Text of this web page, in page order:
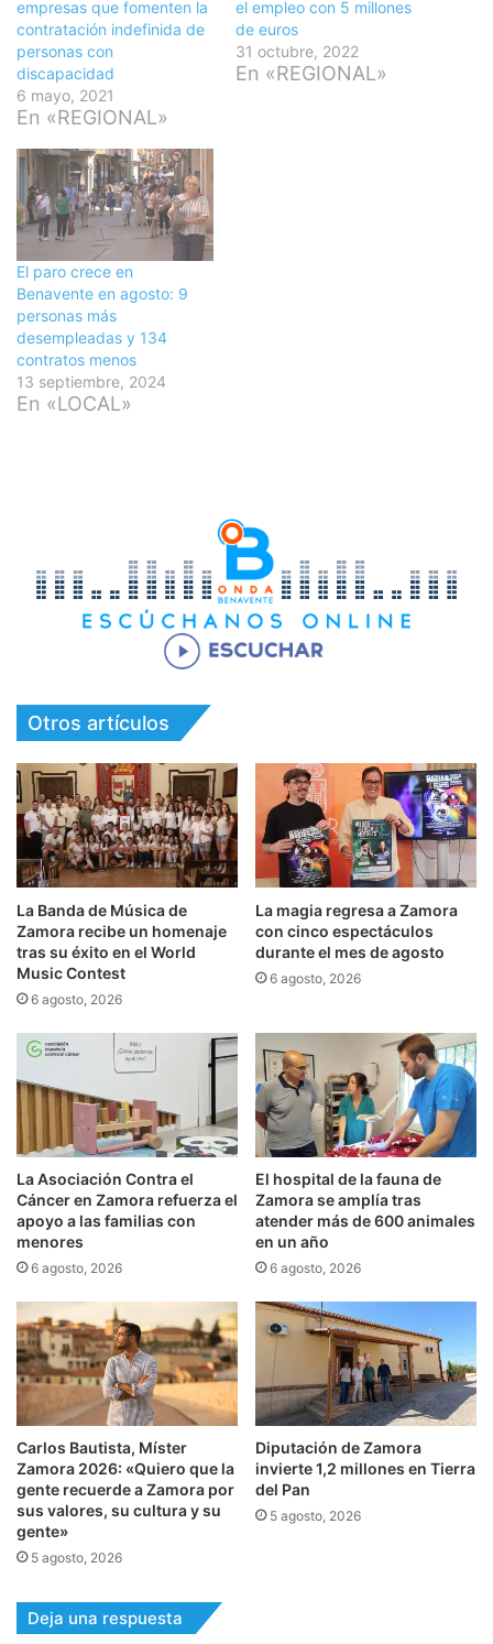
empresas que fomenten la
contratación indefinida de
personas con
discapacidad
6 mayo, 2021
En «REGIONAL»
el empleo con 5 millones
de euros
31 octubre, 2022
En «REGIONAL»
El paro crece en
Benavente en agosto: 9
personas más
desempleadas y 134
contratos menos
13 septiembre, 2024
En «LOCAL»
Otros artículos
La Banda de Música de
Zamora recibe un homenaje
tras su éxito en el World
Music Contest
6 agosto, 2026
La magia regresa a Zamora
con cinco espectáculos
durante el mes de agosto
6 agosto, 2026
La Asociación Contra el
Cáncer en Zamora refuerza el
apoyo a las familias con
menores
6 agosto, 2026
El hospital de la fauna de
Zamora se amplía tras
atender más de 600 animales
en un año
6 agosto, 2026
Carlos Bautista, Míster
Zamora 2026: «Quiero que la
gente recuerde a Zamora por
sus valores, su cultura y su
gente»
5 agosto, 2026
Diputación de Zamora
invierte 1,2 millones en Tierra
del Pan
5 agosto, 2026
Deja una respuesta